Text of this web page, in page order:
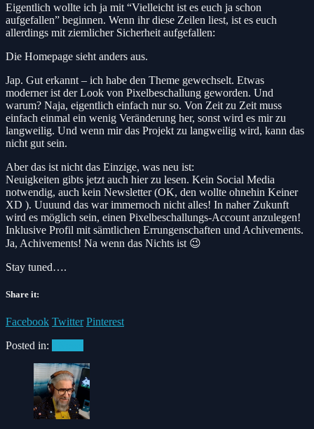
Eigentlich wollte ich ja mit “Vielleicht ist es euch ja schon
aufgefallen” beginnen. Wenn ihr diese Zeilen liest, ist es euch
allerdings mit ziemlicher Sicherheit aufgefallen:
Die Homepage sieht anders aus.
Jap. Gut erkannt – ich habe den Theme gewechselt. Etwas
moderner ist der Look von Pixelbeschallung geworden. Und
warum? Naja, eigentlich einfach nur so. Von Zeit zu Zeit muss
einfach einmal ein wenig Veränderung her, sonst wird es mir zu
langweilig. Und wenn mir das Projekt zu langweilig wird, kann das
nicht gut sein.
Aber das ist nicht das Einzige, was neu ist:
Neuigkeiten gibts jetzt auch hier zu lesen. Kein Social Media
notwendig, auch kein Newsletter (OK, den wollte ohnehin Keiner
XD ). Uuuund das war immernoch nicht alles! In naher Zukunft
wird es möglich sein, einen Pixelbeschallungs-Account anzulegen!
Inklusive Profil mit sämtlichen Errungenschaften und Achivements.
Ja, Achivements! Na wenn das Nichts ist 😉
Stay tuned….
Share it:
Facebook Twitter Pinterest
Posted in: